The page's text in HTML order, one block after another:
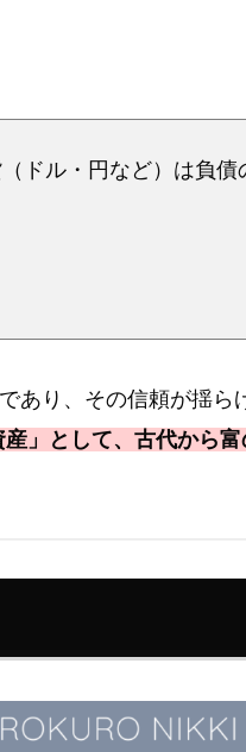
ドル・円など）は負
あり、その信頼が揺ら
」として、古代から